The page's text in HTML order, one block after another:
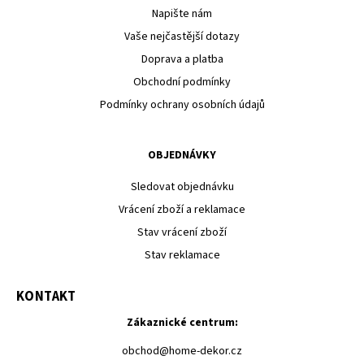
Napište nám
Vaše nejčastější dotazy
Doprava a platba
Obchodní podmínky
Podmínky ochrany osobních údajů
OBJEDNÁVKY
Sledovat objednávku
Vrácení zboží a reklamace
Stav vrácení zboží
Stav reklamace
KONTAKT
Zákaznické centrum:
obchod@home-dekor.cz